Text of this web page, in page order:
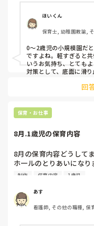
しっかりした重いもの
い勝手が悪く、子ども
ました。
皆さんの園ではどんな
ほいくん
保育士, 幼稚園教諭,
0〜2歳児の小規模園だ
ですよね。軽すぎると
いうお気持ち、とても
対策として、底面に滑
た、ストッパー付きキ
り、脚元に水入りペッ
てくださいね。安全で
回
保育・お仕事
8月.1歳児の保育内容
8月の保育内容どうして
ホ一ルのとりあいにな
台、風船で遊んでいま
クラスです、玩具で遊ば
ています。何か、いいア
で、教えて下さい。
制作 保育内容 1歳児
あす
看護師, その他の職種, 保